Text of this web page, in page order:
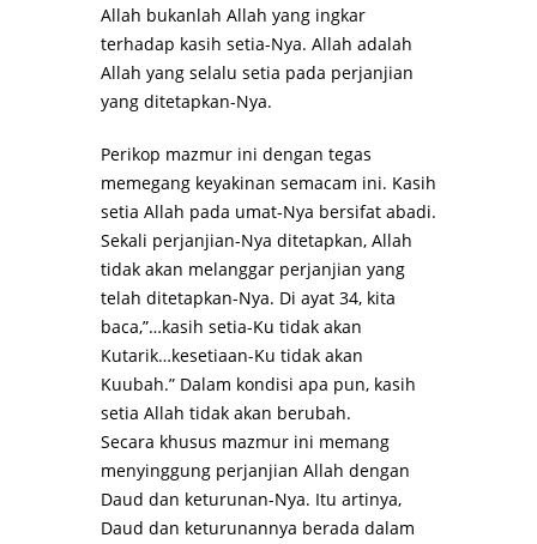
Allah bukanlah Allah yang ingkar
terhadap kasih setia-Nya. Allah adalah
Allah yang selalu setia pada perjanjian
yang ditetapkan-Nya.
Perikop mazmur ini dengan tegas
memegang keyakinan semacam ini. Kasih
setia Allah pada umat-Nya bersifat abadi.
Sekali perjanjian-Nya ditetapkan, Allah
tidak akan melanggar perjanjian yang
telah ditetapkan-Nya. Di ayat 34, kita
baca,”…kasih setia-Ku tidak akan
Kutarik…kesetiaan-Ku tidak akan
Kuubah.” Dalam kondisi apa pun, kasih
setia Allah tidak akan berubah.
Secara khusus mazmur ini memang
menyinggung perjanjian Allah dengan
Daud dan keturunan-Nya. Itu artinya,
Daud dan keturunannya berada dalam